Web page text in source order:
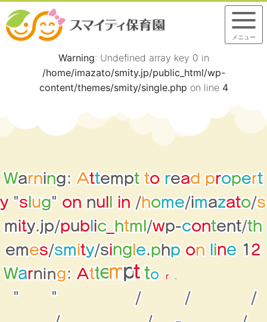
Warning: Undefined array key 0 in
/home/imazato/smity.jp/public_html/wp-
content/themes/smity/single.php on line 4
Warning:Attempt to read propert
y"s ug"on nu in/home/imazato/s
mity.jp/publ ic_ html /wp-content/t h
emes/smity/sing e.p hp on ine 12
Warning:Atte m pt to r
" " / /
/
メニュー